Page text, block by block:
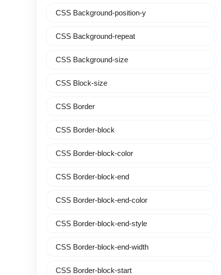
CSS Background-position-y
CSS Background-repeat
CSS Background-size
CSS Block-size
CSS Border
CSS Border-block
CSS Border-block-color
CSS Border-block-end
CSS Border-block-end-color
CSS Border-block-end-style
CSS Border-block-end-width
CSS Border-block-start